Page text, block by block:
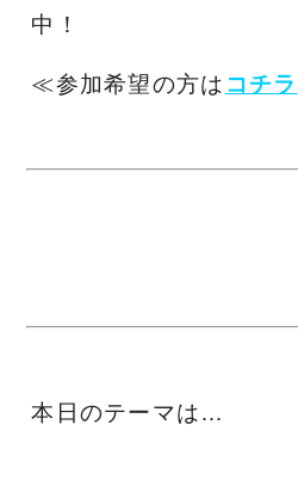
中！
≪参加希望の方は コチラ
本日のテーマは…